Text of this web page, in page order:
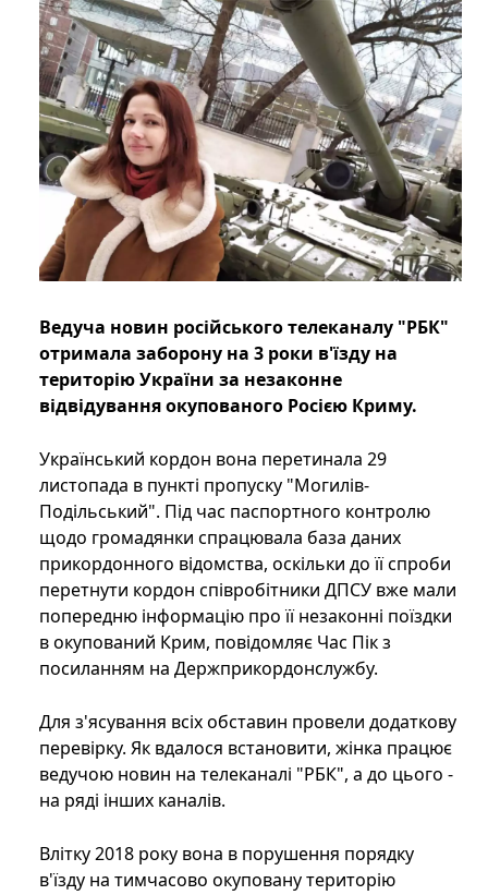
Ведуча новин російського телеканалу "РБК"
отримала заборону на 3 роки в'їзду на
територію України за незаконне
відвідування окупованого Росією Криму.
Український кордон вона перетинала 29
листопада в пункті пропуску "Могилів-
Подільський". Під час паспортного контролю
щодо громадянки спрацювала база даних
прикордонного відомства, оскільки до її спроби
перетнути кордон співробітники ДПСУ вже мали
попередню інформацію про її незаконні поїздки
в окупований Крим, повідомляє Час Пік з
посиланням на Держприкордонслужбу.
Для з'ясування всіх обставин провели додаткову
перевірку. Як вдалося встановити, жінка працює
ведучою новин на телеканалі "РБК", а до цього -
на ряді інших каналів.
Влітку 2018 року вона в порушення порядку
в'їзду на тимчасово окуповану територію